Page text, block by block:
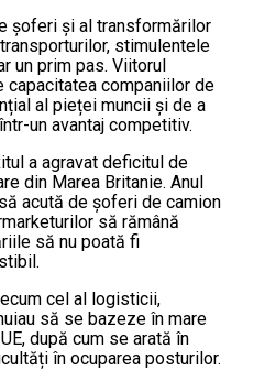
șoferi și al transformărilor
stimulentele
un prim pas. Viitorul
capacitatea companiilor de
al pieței muncii și de a
un avantaj competitiv.
a agravat deficitul de
din Marea Britanie. Anul
acută de șoferi de camion
să rămână
să nu poată fi
cel al logisticii,
să se bazeze în mare
după cum se arată în
în ocuparea posturilor.